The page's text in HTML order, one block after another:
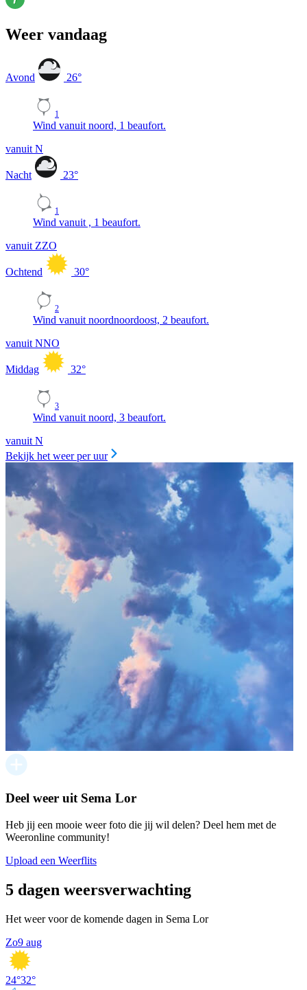
Weer vandaag
Avond 26°
1
Wind vanuit noord, 1 beaufort.
vanuit N
Nacht 23°
1
Wind vanuit , 1 beaufort.
vanuit ZZO
Ochtend 30°
2
Wind vanuit noordnoordoost, 2 beaufort.
vanuit NNO
Middag 32°
3
Wind vanuit noord, 3 beaufort.
vanuit N
Bekijk het weer per uur
Deel weer uit Sema Lor
Heb jij een mooie weer foto die jij wil delen? Deel hem met de
Weeronline community!
Upload een Weerflits
5 dagen weersverwachting
Het weer voor de komende dagen in Sema Lor
Zo9 aug
24°32°